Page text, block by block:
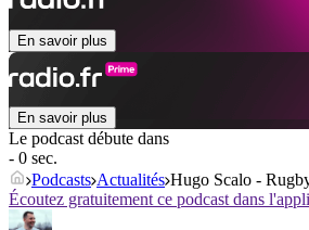
En savoir plus
En savoir plus
Le podcast débute dans
- 0 sec.
Podcasts Actualités Hugo Scalo -
Écoutez gratuitement ce podcast dans